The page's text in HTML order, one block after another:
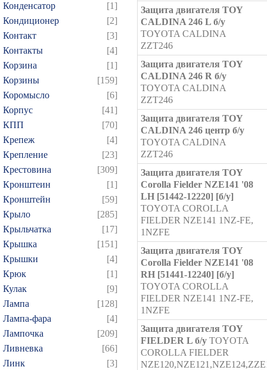
Конденсатор
[1]
Кондиционер
[2]
Контакт
[3]
Контакты
[4]
Корзина
[1]
Корзины
[159]
Коромысло
[6]
Корпус
[41]
КПП
[70]
Крепеж
[4]
Крепление
[23]
Крестовина
[309]
Кронштеин
[1]
Кронштейн
[59]
Крыло
[285]
Крыльчатка
[17]
Крышка
[151]
Крышки
[4]
Крюк
[1]
Кулак
[9]
Лампа
[128]
Лампа-фара
[4]
Лампочка
[209]
Ливневка
[66]
Линк
[3]
Защита двигателя TOY
CALDINA 246 L б/у
TOYOTA CALDINA
ZZT246
Защита двигателя TOY
CALDINA 246 R б/у
TOYOTA CALDINA
ZZT246
Защита двигателя TOY
CALDINA 246 центр б/у
TOYOTA CALDINA
ZZT246
Защита двигателя TOY
Corolla Fielder NZE141 '08
LH [51442-12220] [б/у]
TOYOTA COROLLA
FIELDER NZE141 1NZ-FE,
1NZFE
Защита двигателя TOY
Corolla Fielder NZE141 '08
RH [51441-12240] [б/у]
TOYOTA COROLLA
FIELDER NZE141 1NZ-FE,
1NZFE
Защита двигателя TOY
FIELDER L б/у TOYOTA
COROLLA FIELDER